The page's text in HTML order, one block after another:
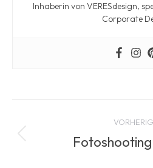
Inhaberin von VERESdesign,
Corporate